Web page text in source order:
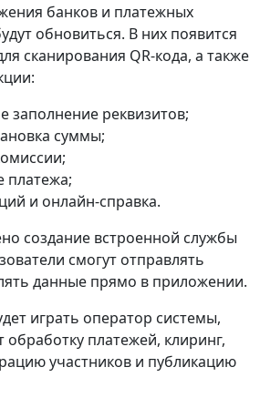
банков и платежных
обновиться. В них появится
сканирования QR-кода, а также
заполнение реквизитов;
суммы;
платежа;
и онлайн-справка.
создание встроенной службы
смогут отправлять
данные прямо в приложении.
играть оператор системы,
платежей, клиринг,
участников и публикацию